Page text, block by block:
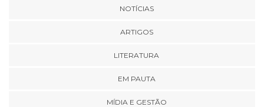
NOTÍCIAS
ARTIGOS
LITERATURA
EM PAUTA
MÍDIA E GESTÃO